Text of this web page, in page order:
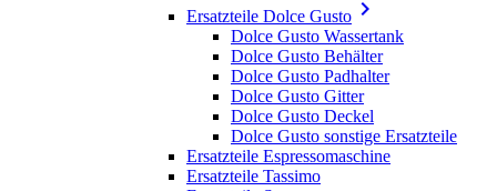
Ersatzteile Dolce Gusto 
Dolce Gusto Wassertank
Dolce Gusto Behälter
Dolce Gusto Padhalter
Dolce Gusto Gitter
Dolce Gusto Deckel
Dolce Gusto sonstige Ersatzteile
Ersatzteile Espressomaschine
Ersatzteile Tassimo